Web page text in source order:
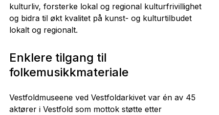
kulturliv, forsterke lokal og regional kulturfrivillighet
og bidra til økt kvalitet på kunst- og kulturtilbudet
lokalt og regionalt.
Enklere tilgang til
folkemusikkmateriale
Vestfoldmuseene ved Vestfoldarkivet var én av 45
aktører i Vestfold som mottok støtte etter